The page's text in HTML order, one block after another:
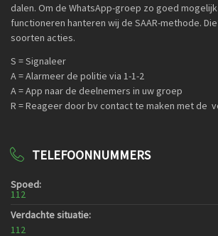
dalen. Om de WhatsApp-groep zo goed
functioneren hanteren wij de SAAR-methode.
soorten acties.
S = Signaleer
A = Alarmeer de politie via 1-1-2
A = App naar de deelnemers in uw groep
R = Reageer door bv contact te maken met de
TELEFOONNUMMERS
Spoed:
112
Verdachte situatie:
112